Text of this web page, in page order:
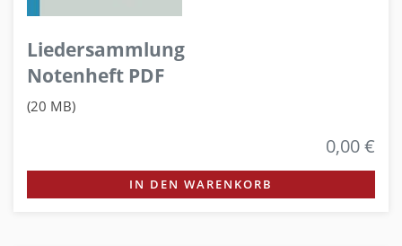
Liedersammlung
Notenheft PDF
(20 MB)
0,00 €
IN DEN WARENKORB